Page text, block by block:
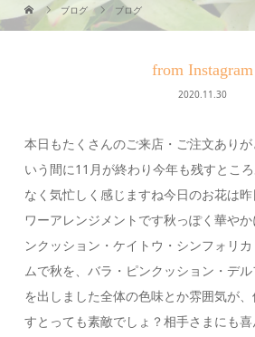
ブログ ブログ
from Instagram
2020.11.30
本日もたくさんのご来店・ご注文あり
いう間に11月が終わり今年も残すとこ
なく気忙しく感じますね今日のお花は
ワーアレンジメントです秋っぽく華や
ンクッション・ケイトウ・シンフォリ
ムで秋を、バラ・ピンクッション・デ
を出しました全体の色味とか雰囲気が
すとっても素敵でしょ？相手さまにも